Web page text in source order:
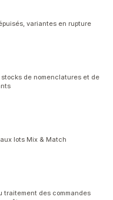
variantes en rupture
de nomenclatures et de
lots Mix & Match
traitement des commandes